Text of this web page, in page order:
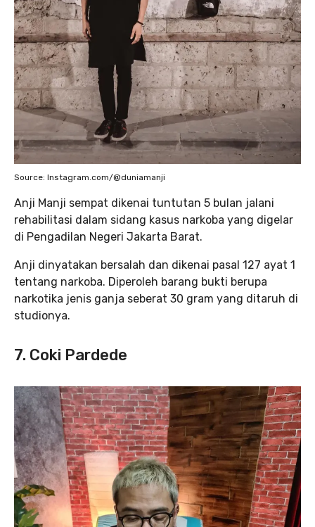
Source: Instagram.com/@duniamanji
Anji Manji sempat dikenai tuntutan 5 bulan jalani
rehabilitasi dalam sidang kasus narkoba yang digelar
di Pengadilan Negeri Jakarta Barat.
Anji dinyatakan bersalah dan dikenai pasal 127 ayat 1
tentang narkoba. Diperoleh barang bukti berupa
narkotika jenis ganja seberat 30 gram yang ditaruh di
studionya.
7. Coki Pardede